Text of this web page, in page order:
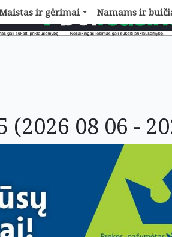
ir gėrimai Namams ir
08 06 -